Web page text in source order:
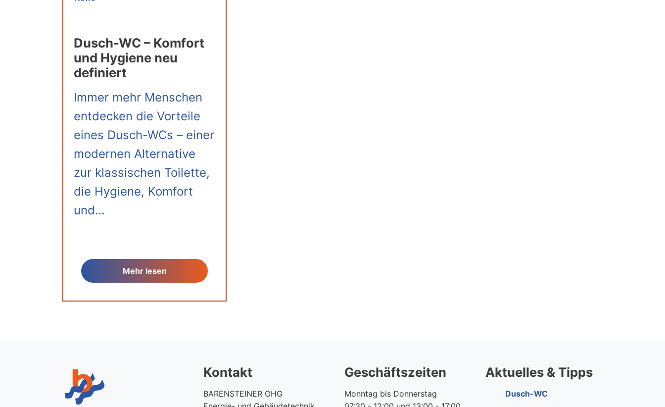
Dusch-WC – Komfort
und Hygiene neu
definiert
Immer mehr Menschen
entdecken die Vorteile
eines Dusch-WCs – einer
modernen Alternative
zur klassischen Toilette,
die Hygiene, Komfort
und…
Mehr lesen
Kontakt
BARENSTEINER OHG
Geschäftszeiten
Monntag bis Donnerstag
Aktuelles & Tipps
Dusch-WC